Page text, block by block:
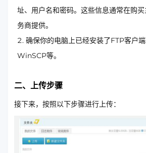
址、用户名和密码。这些信息通常在购
务商提供。
确保你的电脑上已经安装了FTP客户
WinSCP等。
二、上传步骤
接下来，按照以下步骤进行上传：